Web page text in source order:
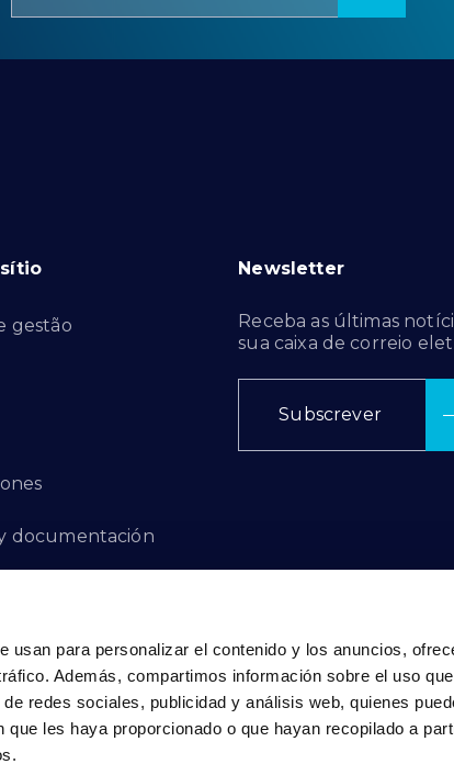
usan para personalizar el contenido y los anuncios,
Además, compartimos información sobre el uso
redes sociales, publicidad y análisis web, quienes
les haya proporcionado o que hayan recopilado a
gestão
documentación
Newsletter
Receba as últimas
sua caixa de correio
Subscrever